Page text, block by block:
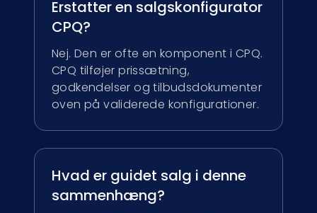
Erstatter en salgskonfigurator
CPQ?
Nej. Den er ofte en komponent i CPQ.
CPQ tilføjer prissætning,
godkendelser og tilbudsdokumenter
oven på validerede konfigurationer.
Hvad er guidet salg i denne
sammenhæng?